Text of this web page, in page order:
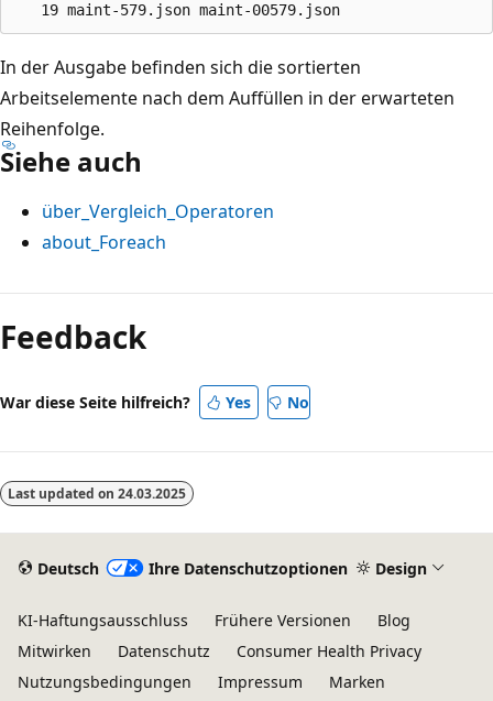
In der Ausgabe befinden sich die sortierten
Arbeitselemente nach dem Auffüllen in der erwarteten
Reihenfolge.
Siehe auch
über_Vergleich_Operatoren
about_Foreach
Feedback
War diese Seite hilfreich? Yes No
Last updated on 24.03.2025
Deutsch Ihre Datenschutzoptionen Design
KI-Haftungsausschluss Frühere Versionen
Blog
Mitwirken
Datenschutz
Consumer Health Privacy
Nutzungsbedingungen
Impressum Marken